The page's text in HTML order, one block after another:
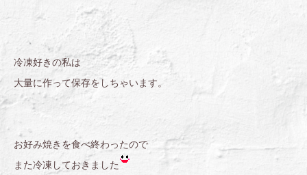
冷凍好きの私は
大量に作って保存をしちゃいます。
お好み焼きを食べ終わったので
また冷凍しておきました